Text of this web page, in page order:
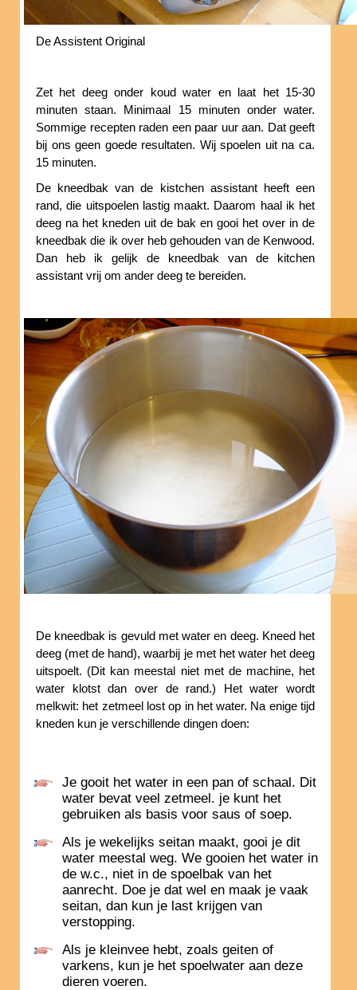
De Assistent Original
Zet het deeg onder koud water en laat het 15-30
minuten staan. Minimaal 15 minuten onder water.
Sommige recepten raden een paar uur aan. Dat geeft
bij ons geen goede resultaten. Wij spoelen uit na ca.
15 minuten.
De kneedbak van de kistchen assistant heeft een
rand, die uitspoelen lastig maakt. Daarom haal ik het
deeg na het kneden uit de bak en gooi het over in de
kneedbak die ik over heb gehouden van de Kenwood.
Dan heb ik gelijk de kneedbak van de kitchen
assistant vrij om ander deeg te bereiden.
De kneedbak is gevuld met water en deeg. Kneed het
deeg (met de hand), waarbij je met het water het deeg
uitspoelt. (Dit kan meestal niet met de machine, het
water klotst dan over de rand.) Het water wordt
melkwit: het zetmeel lost op in het water. Na enige tijd
kneden kun je verschillende dingen doen:
Je gooit het water in een pan of schaal. Dit
water bevat veel zetmeel. je kunt het
gebruiken als basis voor saus of soep.
Als je wekelijks seitan maakt, gooi je dit
water meestal weg. We gooien het water in
de w.c., niet in de spoelbak van het
aanrecht. Doe je dat wel en maak je vaak
seitan, dan kun je last krijgen van
verstopping.
Als je kleinvee hebt, zoals geiten of
varkens, kun je het spoelwater aan deze
dieren voeren.